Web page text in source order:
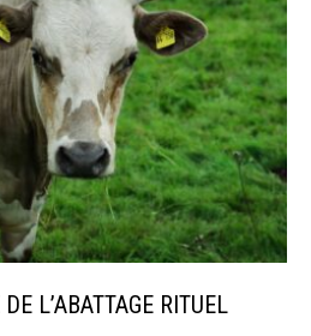
L’ABATTAGE RITUEL